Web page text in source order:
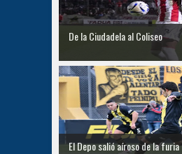
De la Ciudadela al Coliseo
El Depo salió aíroso de la furia